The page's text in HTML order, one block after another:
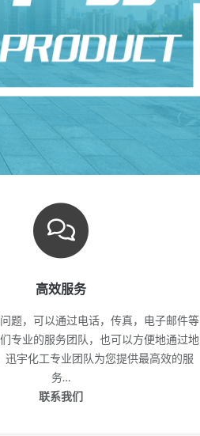
高效服务
题，可以通过电话，传真，电子邮件等
专业的服务团队，也可以方便地通过地
迅宇化工专业团队为您提供最高效的服
务…
联系我们